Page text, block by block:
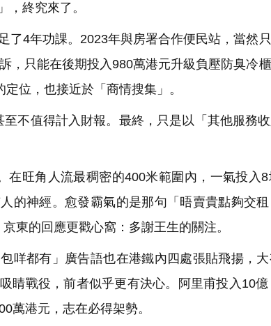
終究來了。
4年功課。2023年與房署合作便民站，當然
，只能在後期投入980萬港元升級負壓防臭冷
位，也接近於「商情搜集」。
不值得計入財報。最終，只是以「其他服務
旺角人流最稠密的400米範圍內，一氣投入
的神經。愈發霸氣的是那句「晤賣貴點夠交
東的回應更戳心窩：多謝王生的關注。
咩都有」廣告語也在港鐵內四處張貼飛揚，
睛戰役，前者似乎更有決心。阿里甫投入10億
萬港元，志在必得架勢。